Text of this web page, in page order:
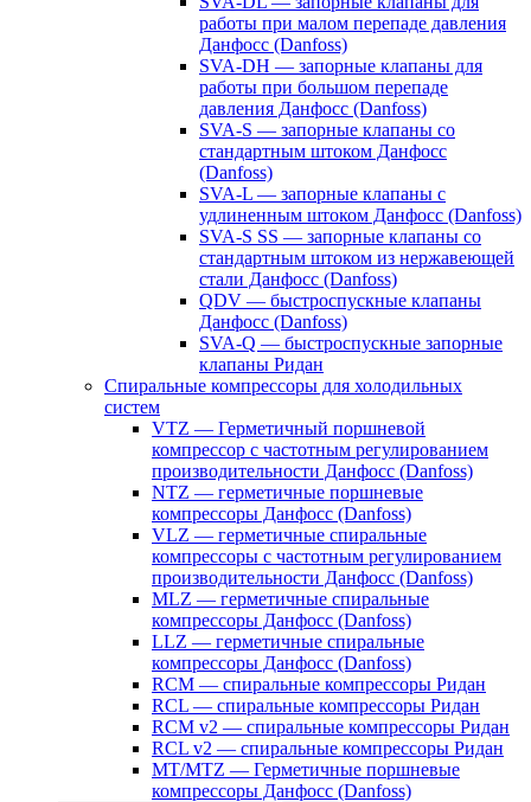
работы при малом перепаде давления
Данфосс (Danfoss)
SVA-DH — запорные клапаны для
работы при большом перепаде
давления Данфосс (Danfoss)
SVA-S — запорные клапаны со
стандартным штоком Данфосс
(Danfoss)
SVA-L — запорные клапаны с
удлиненным штоком Данфосс (Danfoss)
SVA-S SS — запорные клапаны со
стандартным штоком из нержавеющей
стали Данфосс (Danfoss)
QDV — быстроспускные клапаны
Данфосс (Danfoss)
SVA-Q — быстроспускные запорные
клапаны Ридан
Спиральные компрессоры для холодильных
систем
VTZ — Герметичный поршневой
компрессор с частотным регулированием
производительности Данфосс (Danfoss)
NTZ — герметичные поршневые
компрессоры Данфосс (Danfoss)
VLZ — герметичные спиральные
компрессоры с частотным регулированием
производительности Данфосс (Danfoss)
MLZ — герметичные спиральные
компрессоры Данфосс (Danfoss)
LLZ — герметичные спиральные
компрессоры Данфосс (Danfoss)
RCM — спиральные компрессоры Ридан
RCL — спиральные компрессоры Ридан
RCM v2 — спиральные компрессоры Ридан
RCL v2 — спиральные компрессоры Ридан
MT/MTZ — Герметичные поршневые
компрессоры Данфосс (Danfoss)